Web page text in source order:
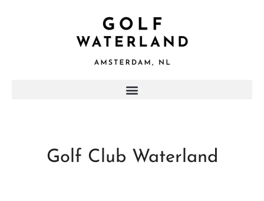
Golf Club Waterland